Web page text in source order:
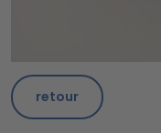
retour